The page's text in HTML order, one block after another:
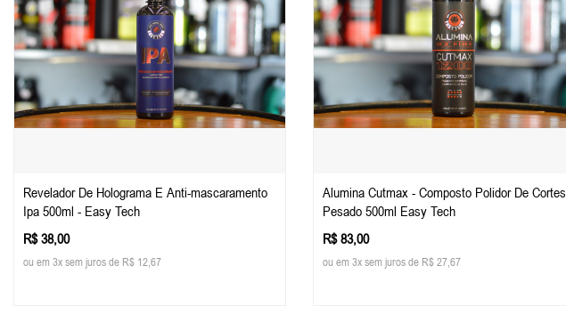
Revelador De Holograma E Anti-mascaramento
Ipa 500ml - Easy Tech
R$ 38,00
ou em 3x sem juros de R$ 12,67
Alumina Cutmax - Composto Polidor De Cortes
Pesado 500ml Easy Tech
R$ 83,00
ou em 3x sem juros de R$ 27,67